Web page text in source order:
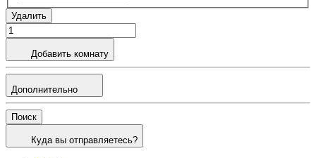
Удалить
Добавить комнату
Дополнительно
Поиск
Куда вы отправляетесь?